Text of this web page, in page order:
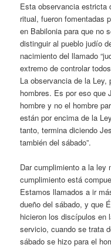
Esta observancia estricta
ritual, fueron fomentadas
en Babilonia para que no
distinguir al pueblo judío
nacimiento del llamado
extremo de controlar
La observancia de la
hombres. Es por eso que
hombre y no el hombre
están por encima de la
tanto, termina diciendo
también del sábado”.
Dar cumplimiento a la ley
cumplimiento está
Estamos llamados a ir
dueño del sábado, y que
hicieron los discípulos en
servicio, cuando se trata
sábado se hizo para el